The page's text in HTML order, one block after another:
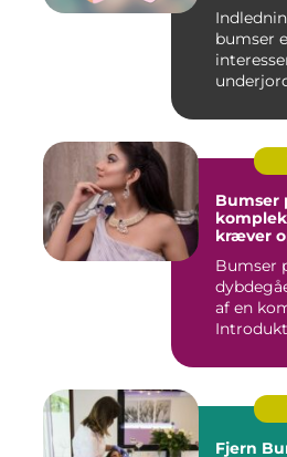
Indledning: Fjern
bumser
Bumser
kræver
Bumser
af en
Fjern